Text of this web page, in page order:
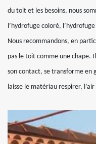
du toit et les besoins, nous
l’hydrofuge coloré,
Nous recommandons, en
pas le toit comme une chape.
son contact, se transforme en
laisse le matériau respirer,